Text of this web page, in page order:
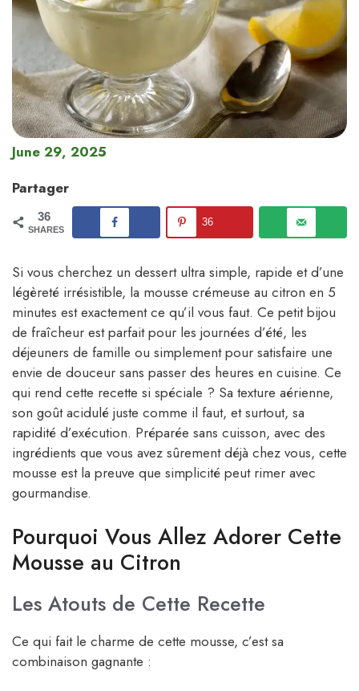
June 29, 2025
Partager
36
SHARES
36
Si vous cherchez un dessert ultra simple, rapide et d’une
légèreté irrésistible, la mousse crémeuse au citron en 5
minutes est exactement ce qu’il vous faut. Ce petit bijou
de fraîcheur est parfait pour les journées d’été, les
déjeuners de famille ou simplement pour satisfaire une
envie de douceur sans passer des heures en cuisine. Ce
qui rend cette recette si spéciale ? Sa texture aérienne,
son goût acidulé juste comme il faut, et surtout, sa
rapidité d’exécution. Préparée sans cuisson, avec des
ingrédients que vous avez sûrement déjà chez vous, cette
mousse est la preuve que simplicité peut rimer avec
gourmandise.
Pourquoi Vous Allez Adorer Cette
Mousse au Citron
Les Atouts de Cette Recette
Ce qui fait le charme de cette mousse, c’est sa
combinaison gagnante :